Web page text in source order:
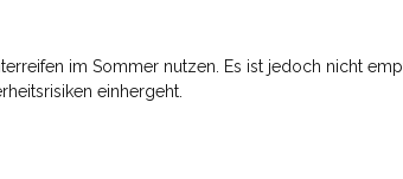
im Sommer nutzen. Es ist jedoch nicht
einhergeht.